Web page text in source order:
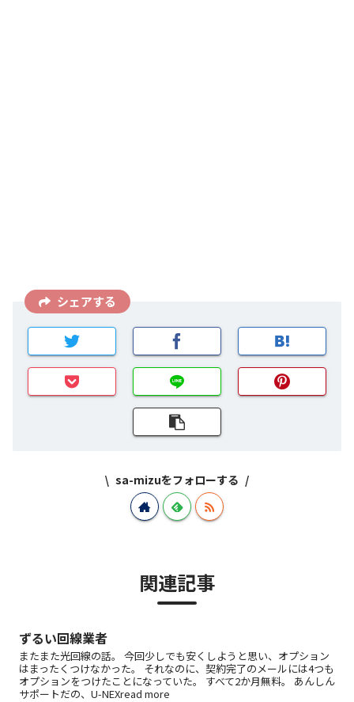
シェアする
sa-mizuをフォローする
関連記事
ずるい回線業者
またまた光回線の話。 今回少しでも安くしようと思い、オプション
はまったくつけなかった。 それなのに、契約完了のメールには4つも
オプションをつけたことになっていた。 すべて2か月無料。 あんしん
サポートだの、U-NEXread more